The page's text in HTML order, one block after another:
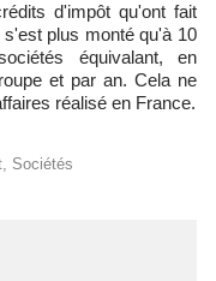
d'impôt qu'ont fait
plus monté qu'à 10
équivalant, en
et par an. Cela ne
réalisé en France.
, Sociétés